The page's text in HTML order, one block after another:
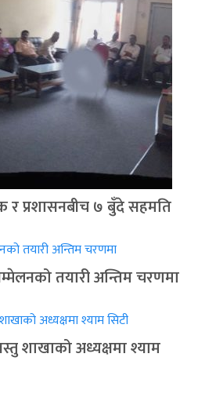
प्रशासनबीच ७ बुँदे सहमति
तयारी अन्तिम चरणमा
शाखाको अध्यक्षमा श्याम